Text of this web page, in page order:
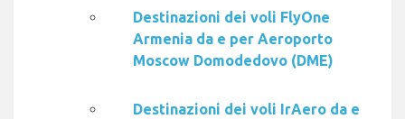
Destinazioni dei voli FlyOne
Armenia da e per Aeroporto
Moscow Domodedovo (DME)
Destinazioni dei voli IrAero da e